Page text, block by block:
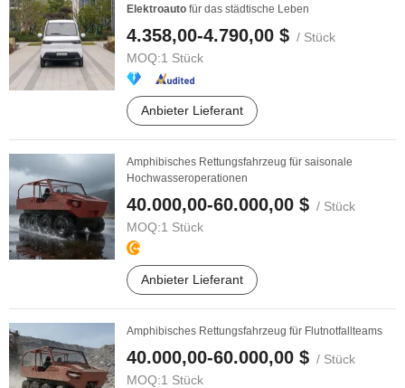
Elektroauto für das städtische Leben
4.358,00-4.790,00 $ / Stück
MOQ:1 Stück
Anbieter Lieferant
Amphibisches Rettungsfahrzeug für saisonale
Hochwasseroperationen
40.000,00-60.000,00 $ / Stück
MOQ:1 Stück
Anbieter Lieferant
Amphibisches Rettungsfahrzeug für Flutnotfallteams
40.000,00-60.000,00 $ / Stück
MOQ:1 Stück